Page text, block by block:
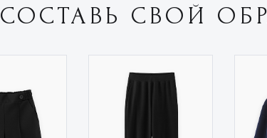
СОСТАВЬ СВОЙ